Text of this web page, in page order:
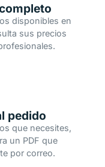
disponibles en
sus precios
pedido
que necesites,
un PDF que
por correo.